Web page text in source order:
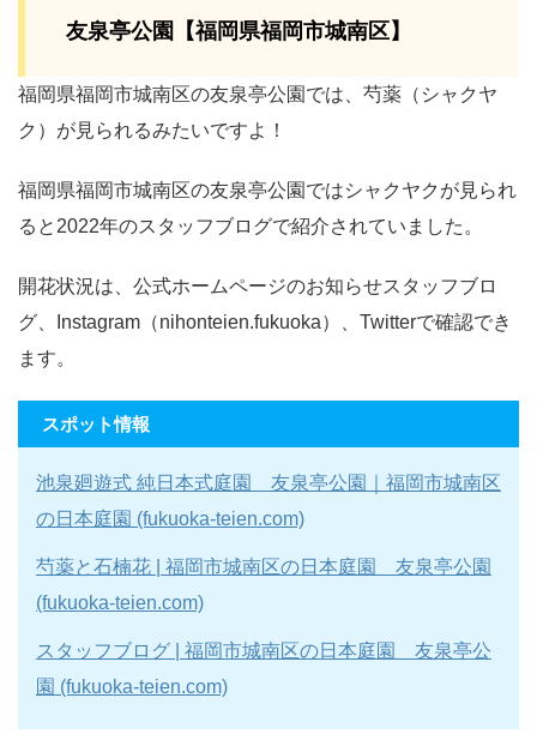
友泉亭公園【福岡県福岡市城南区】
福岡県福岡市城南区の友泉亭公園では、芍薬（シャクヤ
ク）が見られるみたいですよ！
福岡県福岡市城南区の友泉亭公園ではシャクヤクが見られ
ると2022年のスタッフブログで紹介されていました。
開花状況は、公式ホームページのお知らせスタッフブロ
グ、Instagram（nihonteien.fukuoka）、Twitterで確認でき
ます。
スポット情報
池泉廻遊式 純日本式庭園 友泉亭公園｜福岡市城南区
の日本庭園 (fukuoka-teien.com)
芍薬と石楠花 | 福岡市城南区の日本庭園 友泉亭公園
(fukuoka-teien.com)
スタッフブログ | 福岡市城南区の日本庭園 友泉亭公
園 (fukuoka-teien.com)